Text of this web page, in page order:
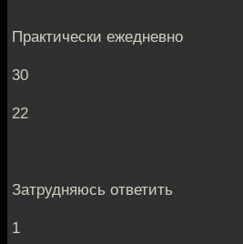
Практически ежедневно
30
22
Затрудняюсь ответить
1